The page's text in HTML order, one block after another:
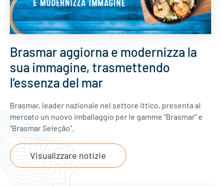
Brasmar aggiorna e modernizza la
sua immagine, trasmettendo
l’essenza del mar
Brasmar, leader nazionale nel settore ittico, presenta al
mercato un nuovo imballaggio per le gamme “Brasmar” e
“Brasmar Seleção”.
Visualizzare notizie